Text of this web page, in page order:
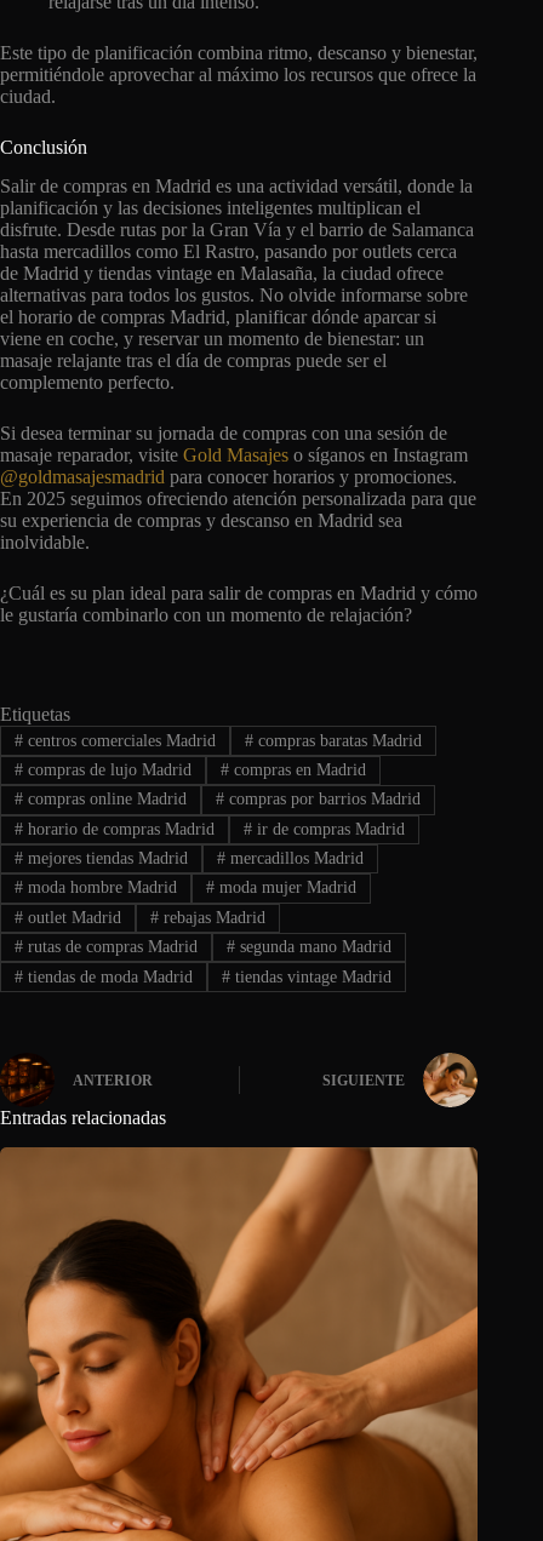
Este tipo de planificación combina ritmo, descanso y bienestar,
permitiéndole aprovechar al máximo los recursos que ofrece la
ciudad.
Conclusión
Salir de compras en Madrid es una actividad versátil, donde la
planificación y las decisiones inteligentes multiplican el
disfrute. Desde rutas por la Gran Vía y el barrio de Salamanca
hasta mercadillos como El Rastro, pasando por outlets cerca
de Madrid y tiendas vintage en Malasaña, la ciudad ofrece
alternativas para todos los gustos. No olvide informarse sobre
el horario de compras Madrid, planificar dónde aparcar si
viene en coche, y reservar un momento de bienestar: un
masaje relajante tras el día de compras puede ser el
complemento perfecto.
Si desea terminar su jornada de compras con una sesión de
masaje reparador, visite Gold Masajes o síganos en Instagram
@goldmasajesmadrid para conocer horarios y promociones.
En 2025 seguimos ofreciendo atención personalizada para que
su experiencia de compras y descanso en Madrid sea
inolvidable.
¿Cuál es su plan ideal para salir de compras en Madrid y cómo
le gustaría combinarlo con un momento de relajación?
Etiquetas
#centros comerciales Madrid #compras baratas Madrid
#compras de lujo Madrid #compras en Madrid
#compras online Madrid #compras por barrios Madrid
#horario de compras Madrid #ir de compras Madrid
#mejores tiendas Madrid #mercadillos Madrid
#moda hombre Madrid #moda mujer Madrid
#outlet Madrid #rebajas Madrid
#rutas de compras Madrid #segunda mano Madrid
#tiendas de moda Madrid #tiendas vintage Madrid
ANTERIOR SIGUIENTE
Entradas relacionadas